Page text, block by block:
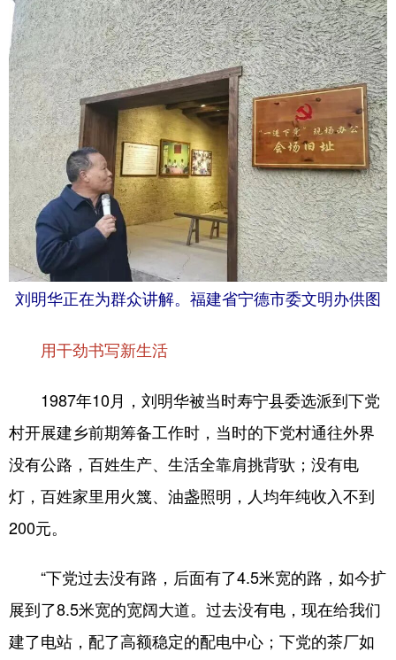
刘明华正在为群众讲解。福建省宁德市委文明办供图
用干劲书写新生活
1987年10月， 刘明华被当时寿宁县委选派到下党
村开展建乡前期筹备工作时，当时的下党村通往外界
没有公路，百姓生产、生活全靠肩挑背驮；没有电
灯，百姓家里用火篾、油盏照明，人均年纯收入不到
200元。
“下党过去没有路，后面有了4.5米宽的路，如今扩
展到了8.5米宽的宽阔大道。过去没有电，现在给我们
建了电站，配了高额稳定的配电中心；下党的茶厂如